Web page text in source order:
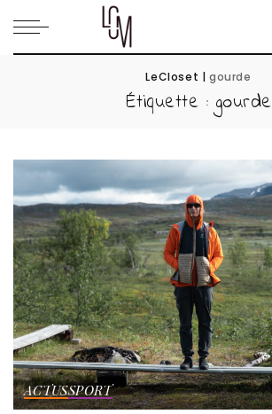
LeCloset | gourde
Étiquette : gourde
ACTUSSPORT